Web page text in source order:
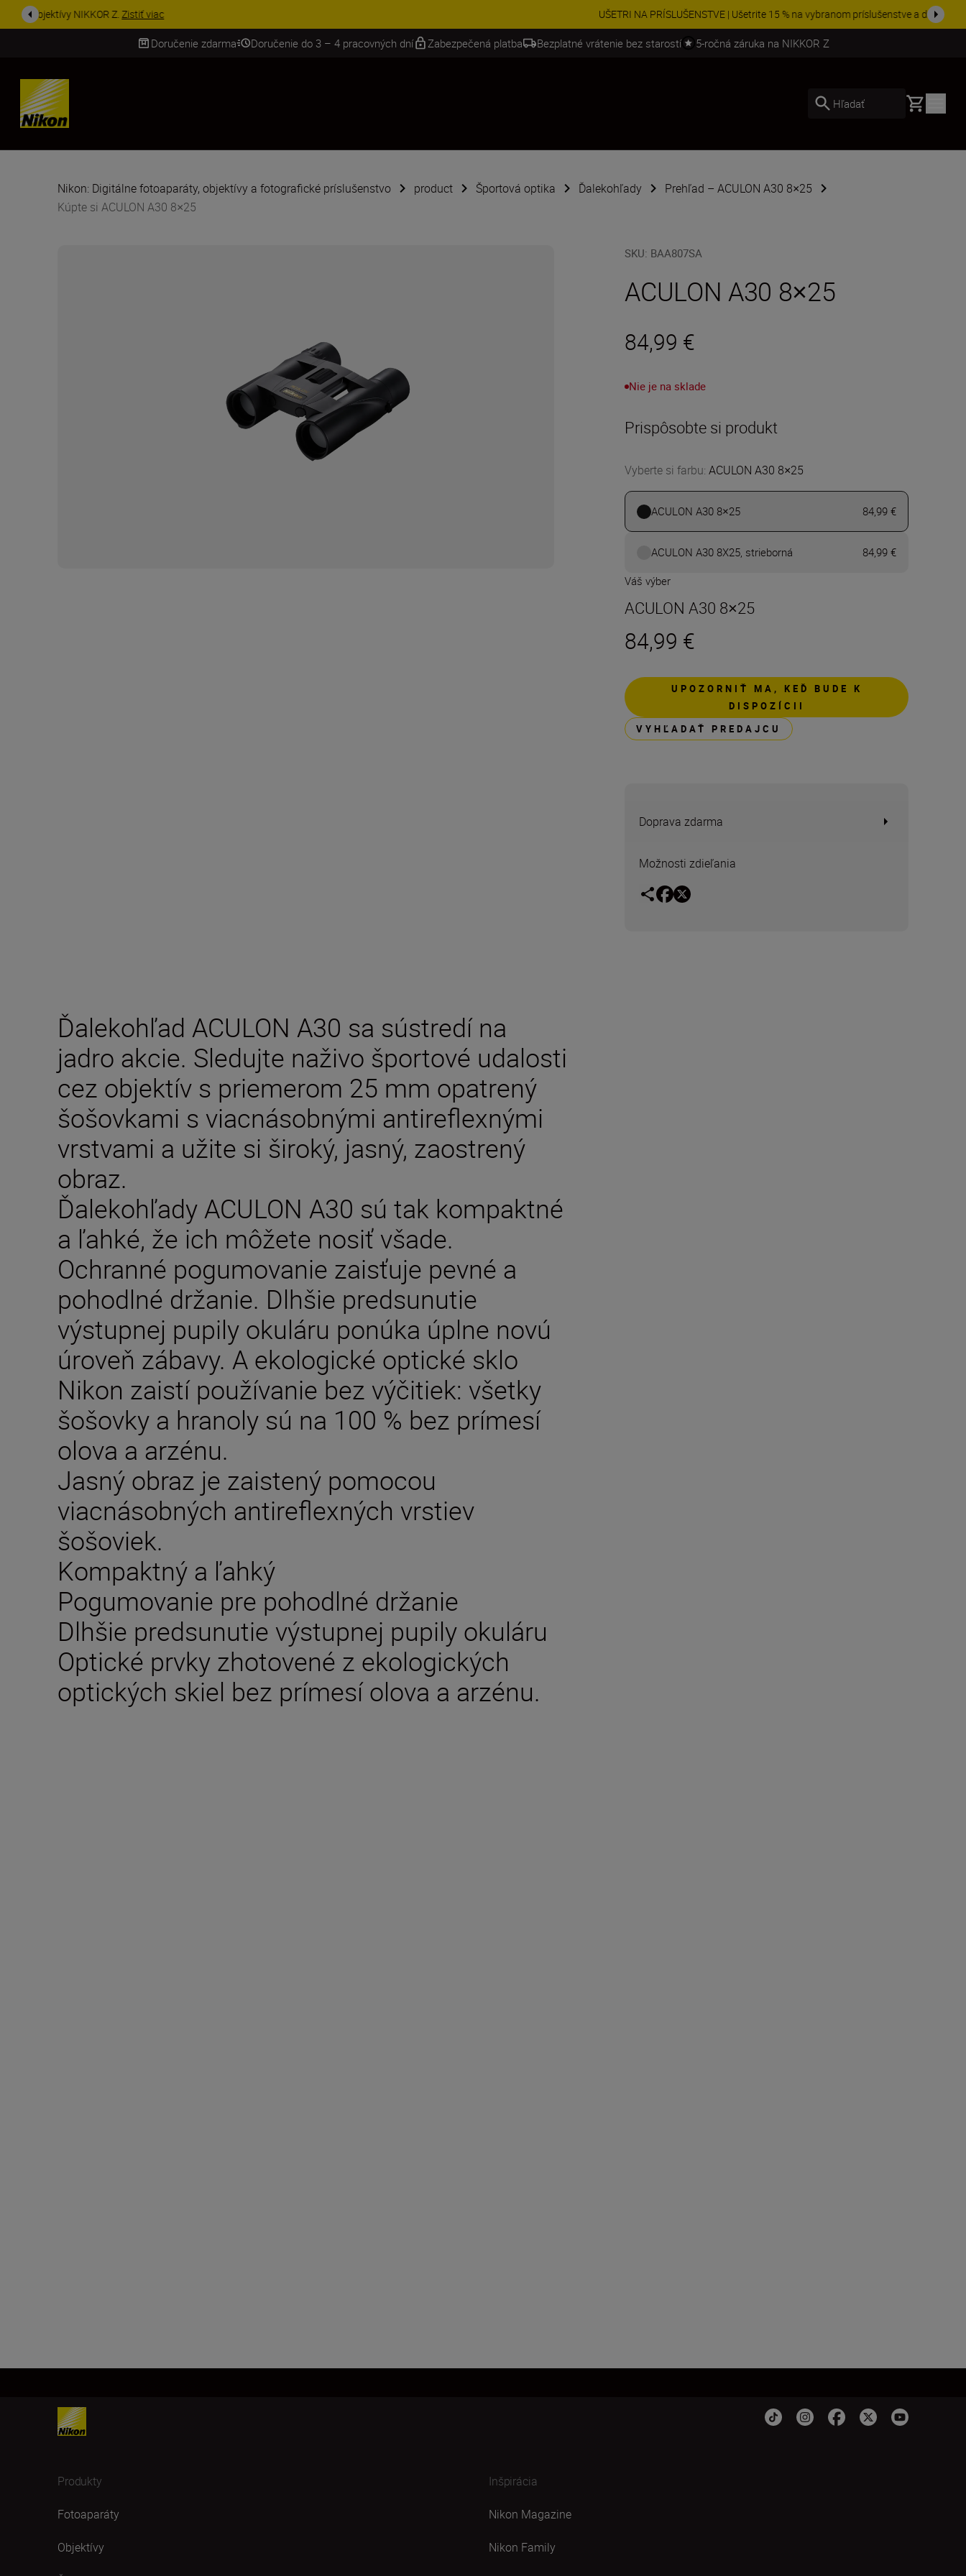
UŠETRI NA PRÍSLUŠENSTVE | Ušetrite 15 % na vybranom príslušenstve a doplňte si svoju výbavu ešte dne...Nakupovať
Doručenie zdarma Doručenie do 3 – 4 pracovných dní Zabezpečená platba Bezplatné vrátenie bez starostí 5-ročná záruka na NIKKOR Z
SKIP
Hľadať Basket
Nikon: Digitálne fotoaparáty, objektívy a fotografické príslušenstvo product Športová optika Ďalekohľady
Prehľad – ACULON A30 8×25
Kúpte si ACULON A30 8×25
SKU: BAA807SA
ACULON A30 8×25
84,99 €
Nie je na sklade
Prispôsobte si produkt
Vyberte si farbu:ACULON A30 8×25
ACULON A30 8×25 84,99 €
ACULON A30 8X25, strieborná
84,99 €
Váš výber
ACULON A30 8×25
84,99 €
UPOZORNIŤ MA, KEĎ BUDE K
DISPOZÍCII
VYHĽADAŤ PREDAJCU
Doprava zdarma
Možnosti zdieľania
Ďalekohľad ACULON A30 sa sústredí na
jadro akcie. Sledujte naživo športové udalosti
cez objektív s priemerom 25 mm opatrený
šošovkami s viacnásobnými antireflexnými
vrstvami a užite si široký, jasný, zaostrený
obraz.
Ďalekohľady ACULON A30 sú tak kompaktné
a ľahké, že ich môžete nosiť všade.
Ochranné pogumovanie zaisťuje pevné a
pohodlné držanie. Dlhšie predsunutie
výstupnej pupily okuláru ponúka úplne novú
úroveň zábavy. A ekologické optické sklo
Nikon zaistí používanie bez výčitiek: všetky
šošovky a hranoly sú na 100 % bez prímesí
olova a arzénu.
Jasný obraz je zaistený pomocou
viacnásobných antireflexných vrstiev
šošoviek.
Kompaktný a ľahký
Pogumovanie pre pohodlné držanie
Dlhšie predsunutie výstupnej pupily okuláru
Optické prvky zhotovené z ekologických
optických skiel bez prímesí olova a arzénu.
Produkty
Fotoaparáty
Objektívy
Inšpirácia
Nikon Magazine
Nikon Family